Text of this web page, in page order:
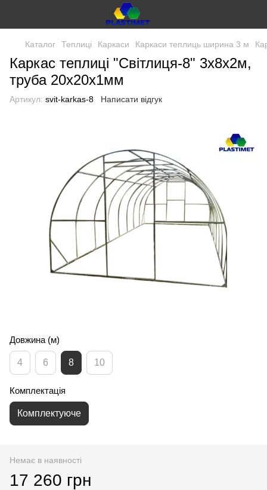
Каталог Теплиці Каркаси Каркаси теплиць ширина 3 м
Каркас теплиці "Світлиця-8" 3х8х2м,
труба 20х20х1мм
Артикул: svit-karkas-8 Написати відгук
Довжина (м)
4 6 8 10
Комплектація
Комплектуюче
Немає в наявності
17 260 грн